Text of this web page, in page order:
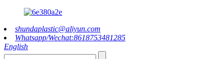
shundaplastic@aliyun.com
Whatsapp/Wechat:8618753481285
English